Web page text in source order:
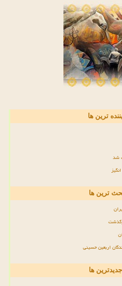
ترین ها
شد
ترین ها
اربعین حسینی
جدیدترین ها